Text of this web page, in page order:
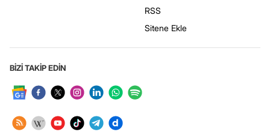
RSS
Sitene Ekle
BİZİ TAKİP EDİN